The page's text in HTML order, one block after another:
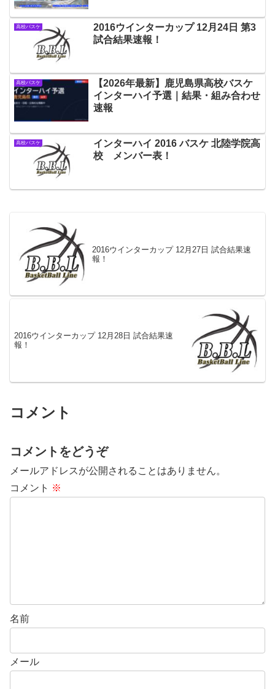
高校バスケ
2016ウインターカップ 12月24日 第3
試合結果速報！
高校バスケ
【2026年最新】鹿児島県高校バスケ
インターハイ予選｜結果・組み合わせ
速報
高校バスケ
インターハイ 2016 バスケ 北陸学院高
校 メンバー表！
2016ウインターカップ 12月27日 試合結果速
報！
2016ウインターカップ 12月28日 試合結果速
報！
コメント
コメントをどうぞ
メールアドレスが公開されることはありません。
コメント ※
名前
メール